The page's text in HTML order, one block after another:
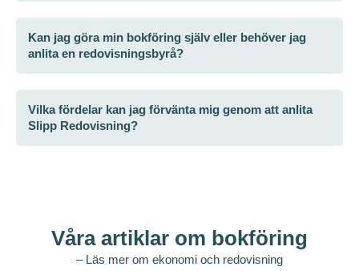
Kan jag göra min bokföring själv eller behöver jag
anlita en redovisningsbyrå?
Vilka fördelar kan jag förvänta mig genom att anlita
Slipp Redovisning?
Våra artiklar om bokföring
– Läs mer om ekonomi och redovisning